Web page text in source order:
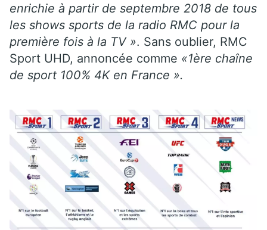
enrichie à partir de septembre 2018 de tous
les shows sports de la radio RMC pour la
première fois à la TV ». Sans oublier, RMC
Sport UHD, annoncée comme «1ère chaîne
de sport 100% 4K en France ».